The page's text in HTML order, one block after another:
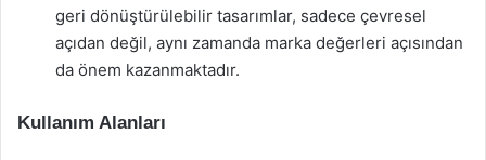
geri dönüştürülebilir tasarımlar, sadece çevresel
açıdan değil, aynı zamanda marka değerleri açısından
da önem kazanmaktadır.
Kullanım Alanları